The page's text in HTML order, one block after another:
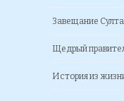
Завещание
Щедрый
История из